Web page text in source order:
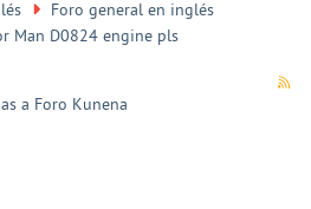
Foro general en inglés
Man D0824 engine pls
a Foro Kunena